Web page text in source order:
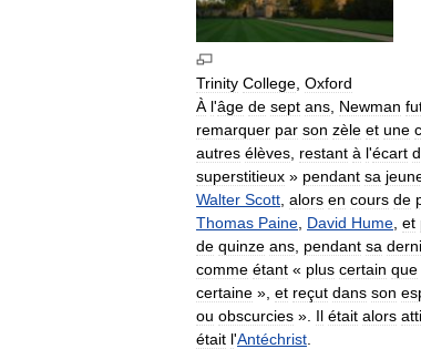
Trinity College Oxford
À l'âge de sept ans Newman
remarquer par son zèle et une
autres élèves restant à l'écart
superstitieux » pendant sa
Walter Scott alors en cours de
Thomas Paine David Hume et
de quinze ans pendant sa
comme étant « plus certain que
certaine », et reçut dans son
ou obscurcies ». Il était alors
était l'Antéchrist